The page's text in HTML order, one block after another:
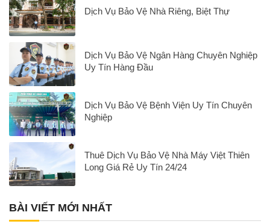
Dịch Vụ Bảo Vệ Nhà Riêng, Biệt Thự
Dịch Vụ Bảo Vệ Ngân Hàng Chuyên Nghiệp
Uy Tín Hàng Đầu
Dịch Vụ Bảo Vệ Bệnh Viện Uy Tín Chuyên
Nghiệp
Thuê Dịch Vụ Bảo Vệ Nhà Máy Việt Thiên
Long Giá Rẻ Uy Tín 24/24
BÀI VIẾT MỚI NHẤT